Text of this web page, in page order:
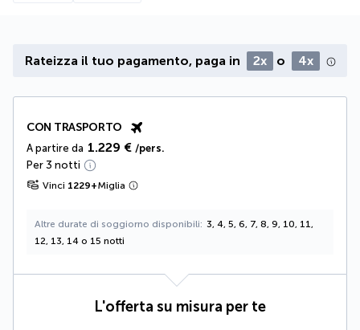
Rateizza il tuo pagamento, paga in 2x o 4x
CON TRASPORTO
A partire da 1.229 € /pers.
Per 3 notti
Vinci 1229+Miglia
Altre durate di soggiorno disponibili
3, 4, 5, 6, 7, 8, 9, 10, 11,
12, 13, 14 o 15 notti
L'offerta su misura per te